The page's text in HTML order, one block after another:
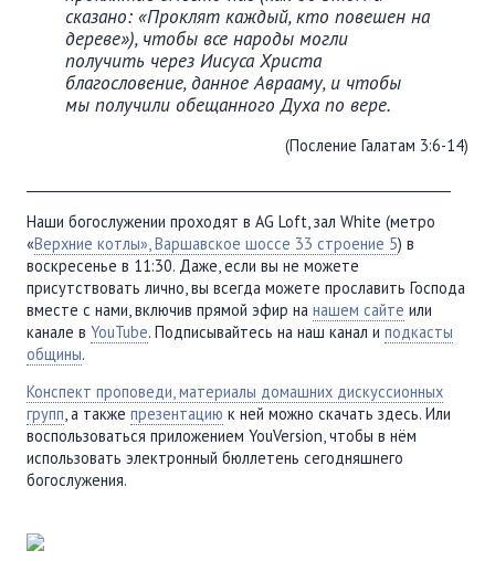
сказано: «Проклят каждый, кто повешен на
дереве»), чтобы все народы могли
получить через Иисуса Христа
благословение, данное Аврааму, и чтобы
мы получили обещанного Духа по вере.
(Посление Галатам 3:6-14)
Наши богослужении проходят в AG Loft, зал White (метро
«Верхние котлы», Варшавское шоссе 33 строение 5) в
воскресенье в 11:30. Даже, если вы не можете
присутствовать лично, вы всегда можете прославить Господа
вместе с нами, включив прямой эфир на нашем сайте или
канале в YouTube. Подписывайтесь на наш канал и подкасты
общины.
Конспект проповеди, материалы домашних дискуссионных
групп, а также презентацию к ней можно скачать здесь. Или
воспользоваться приложением YouVersion, чтобы в нём
использовать электронный бюллетень сегодняшнего
богослужения.